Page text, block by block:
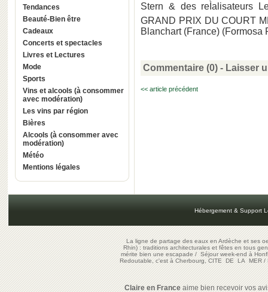
Tendances
Beauté-Bien être
Cadeaux
Concerts et spectacles
Livres et Lectures
Mode
Sports
Vins et alcools (à consommer
avec modération)
Les vins par région
Bières
Alcools (à consommer avec
modération)
Météo
Mentions légales
Stern & des reÌalisateurs
GRAND PRIX DU COURT
Blanchart (France) (Formosa
Commentaire (0) - Laisser
<< article précédent
Hébergement & Support
La ligne de partage des eaux en Ardèche et ses
Rhin) : traditions architecturales et fêtes en tous
mérite bien une escapade/Séjour week-end à
Redoutable, c'est à Cherbourg, CITE DE LA MER/
Claire en Franceaime bien recevoir vos